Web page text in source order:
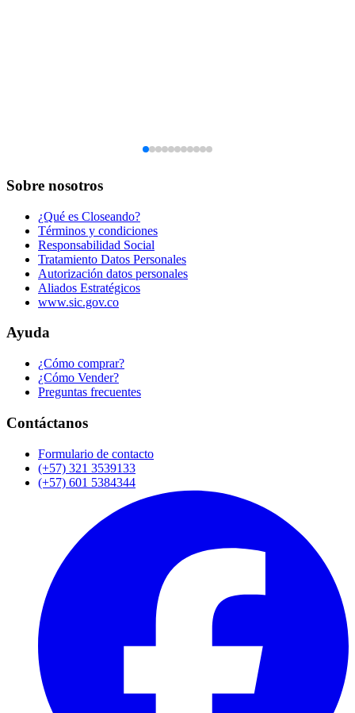
Sobre nosotros
¿Qué es Closeando?
Términos y condiciones
Responsabilidad Social
Tratamiento Datos Personales
Autorización datos personales
Aliados Estratégicos
www.sic.gov.co
Ayuda
¿Cómo comprar?
¿Cómo Vender?
Preguntas frecuentes
Contáctanos
Formulario de contacto
(+57) 321 3539133
(+57) 601 5384344